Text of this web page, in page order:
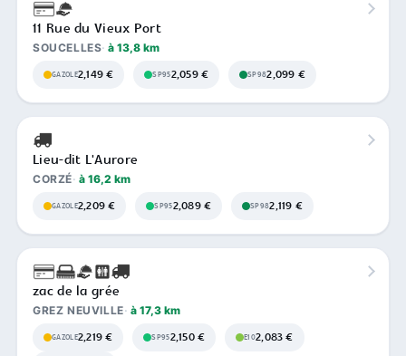
11 Rue du Vieux Port
SOUCELLES à 13,8 km
GAZOLE2,149 € SP952,059 € SP982,099 €
Lieu-dit L'Aurore
CORZÉ à 16,2 km
GAZOLE2,209 € SP952,089 € SP982,119 €
zac de la grée
GREZ NEUVILLE à 17,3 km
GAZOLE2,219 € SP952,150 € E102,083 €